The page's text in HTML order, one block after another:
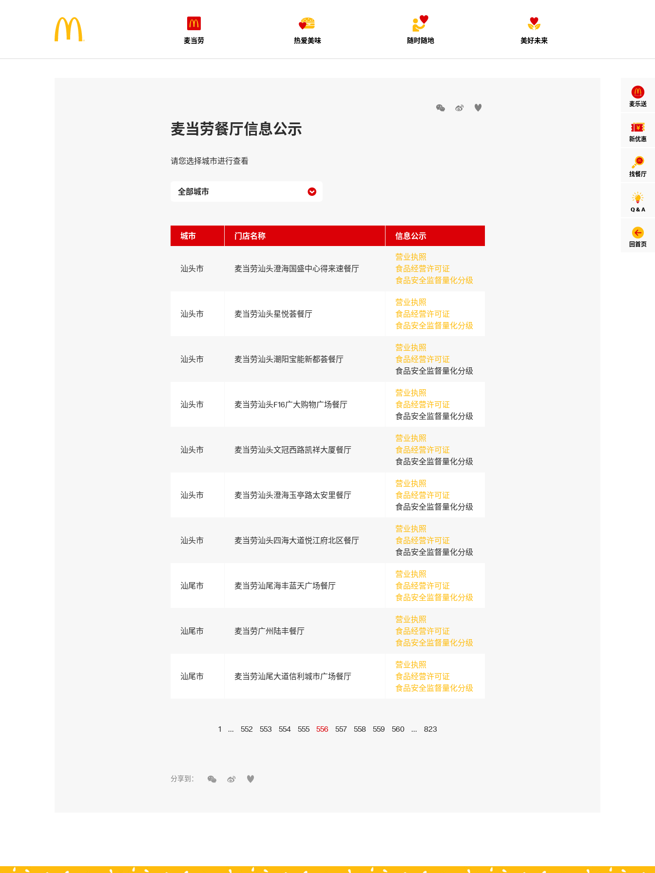
麦当劳 热爱美味 随时随地 美好未来
麦乐送
新优惠
找餐厅
Q & A
回首页
  
麦当劳餐厅信息公示
请您选择城市进行查看

城市 门店名称 信息公示
汕头市 麦当劳汕头澄海国盛中心得来速餐厅
营业执照
食品经营许可证
食品安全监督量化分级
汕头市 麦当劳汕头星悦荟餐厅
营业执照
食品经营许可证
食品安全监督量化分级
汕头市 麦当劳汕头潮阳宝能新都荟餐厅
营业执照
食品经营许可证
食品安全监督量化分级
汕头市 麦当劳汕头F16广大购物广场餐厅
营业执照
食品经营许可证
食品安全监督量化分级
汕头市 麦当劳汕头文冠西路凯祥大厦餐厅
营业执照
食品经营许可证
食品安全监督量化分级
汕头市 麦当劳汕头澄海玉亭路太安里餐厅
营业执照
食品经营许可证
食品安全监督量化分级
汕头市 麦当劳汕头四海大道悦江府北区餐厅
营业执照
食品经营许可证
食品安全监督量化分级
汕尾市 麦当劳汕尾海丰蓝天广场餐厅
营业执照
食品经营许可证
食品安全监督量化分级
汕尾市 麦当劳广州陆丰餐厅
营业执照
食品经营许可证
食品安全监督量化分级
汕尾市 麦当劳汕尾大道信利城市广场餐厅
营业执照
食品经营许可证
食品安全监督量化分级
1 ... 552 553 554 555 556 557 558 559 560 ... 823
分享到：   